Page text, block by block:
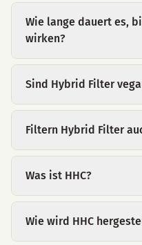
Wie lange dauert es,
wirken?
Sind Hybrid Filter
Filtern Hybrid Filter
Was ist HHC?
Wie wird HHC